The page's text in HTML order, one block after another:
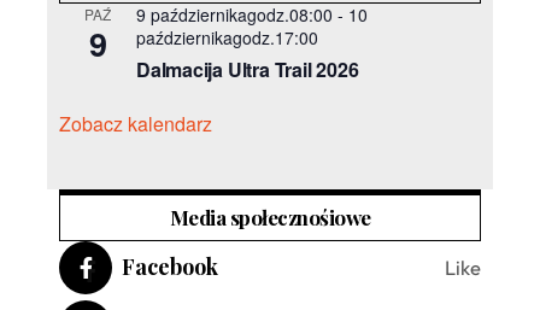
PAŹ
9
9 październikagodz.08:00 - 10
październikagodz.17:00
Dalmacija Ultra Trail 2026
Zobacz kalendarz
Media społecznośiowe
Facebook Like